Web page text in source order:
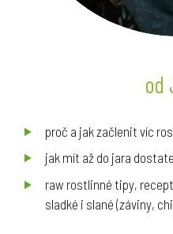
od
proč a jak začlenit víc
jak mít až do jara
raw rostlinné tipy,
sladké i slané (záviny,